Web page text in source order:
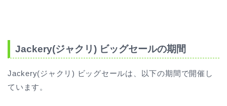
Jackery(ジャクリ) ビッグセールの期間
Jackery(ジャクリ) ビッグセールは、以下の期間で開催し
ています。